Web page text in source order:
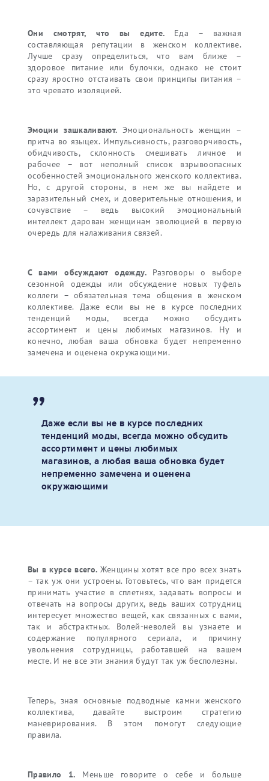
Они смотрят, что вы едите. Еда – важная
составляющая репутации в женском коллективе.
Лучше сразу определиться, что вам ближе –
здоровое питание или булочки, однако не стоит
сразу яростно отстаивать свои принципы питания –
это чревато изоляцией.
Эмоции зашкаливают. Эмоциональность женщин –
притча во языцех. Импульсивность, разговорчивость,
обидчивость, склонность смешивать личное и
рабочее – вот неполный список взрывоопасных
особенностей эмоционального женского коллектива.
Но, с другой стороны, в нем же вы найдете и
заразительный смех, и доверительные отношения, и
сочувствие – ведь высокий эмоциональный
интеллект дарован женщинам эволюцией в первую
очередь для налаживания связей.
С вами обсуждают одежду. Разговоры о выборе
сезонной одежды или обсуждение новых туфель
коллеги – обязательная тема общения в женском
коллективе. Даже если вы не в курсе последних
тенденций моды, всегда можно обсудить
ассортимент и цены любимых магазинов. Ну и
конечно, любая ваша обновка будет непременно
замечена и оценена окружающими.
Даже если вы не в курсе последних
тенденций моды, всегда можно обсудить
ассортимент и цены любимых
магазинов, а любая ваша обновка будет
непременно замечена и оценена
окружающими
Вы в курсе всего. Женщины хотят все про всех знать
– так уж они устроены. Готовьтесь, что вам придется
принимать участие в сплетнях, задавать вопросы и
отвечать на вопросы других, ведь ваших сотрудниц
интересует множество вещей, как связанных с вами,
так и абстрактных. Волей-неволей вы узнаете и
содержание популярного сериала, и причину
увольнения сотрудницы, работавшей на вашем
месте. И не все эти знания будут так уж бесполезны.
Теперь, зная основные подводные камни женского
коллектива, давайте выстроим стратегию
маневрирования. В этом помогут следующие
правила.
Правило 1. Меньше говорите о себе и больше